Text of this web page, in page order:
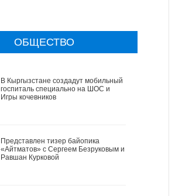
ОБЩЕСТВО
В Кыргызстане создадут мобильный
госпиталь специально на ШОС и
Игры кочевников
Представлен тизер байопика
«Айтматов» с Сергеем Безруковым и
Равшан Курковой